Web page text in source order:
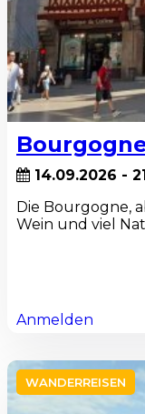
14.09.2026 -
Die Bourgogne,
Wein und viel
Anmelden
WANDERREISEN